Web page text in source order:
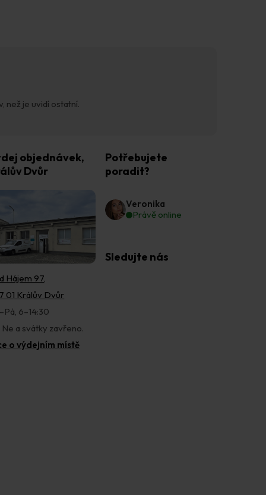
než je uvidí ostatní.
objednávek,
Dvůr
Hájem 97,
01 Králův Dvůr
6–14:30
Ne a svátky zavřeno.
o výdejním místě
Potřebujete
poradit?
Veronika
Právě online
Sledujte nás